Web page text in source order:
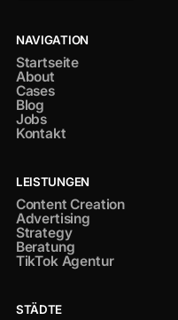
NAVIGATION
Startseite
About
Cases
Blog
Jobs
Kontakt
LEISTUNGEN
Content Creation
Advertising
Strategy
Beratung
TikTok Agentur
STÄDTE